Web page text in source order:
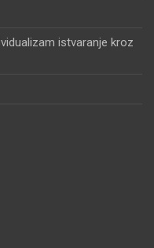
istvaranje kroz